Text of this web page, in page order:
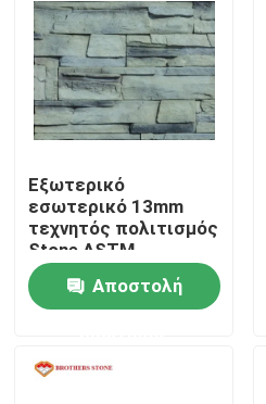
Σπίτι
Εξωτερικό
εσωτερικό 13mm
τεχνητός πολιτισμός
Stone ASTM
Αποστολή